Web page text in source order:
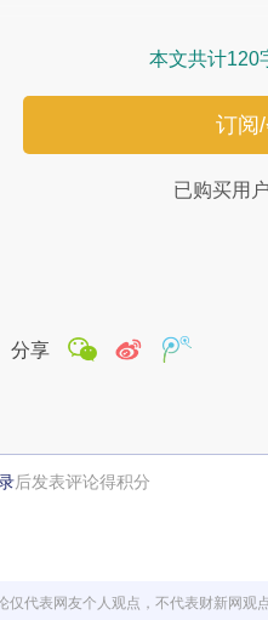
本文共计120
订阅
已购买用
分享
后发表评论得积分
仅代表网友个人观点，不代表财新网观